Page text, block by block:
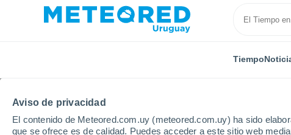
Aviso de privacidad
El contenido de Meteored.com.uy (meteored.com.uy) ha sido
que se ofrece es de calidad. Puedes acceder a este sitio web
Tiempo